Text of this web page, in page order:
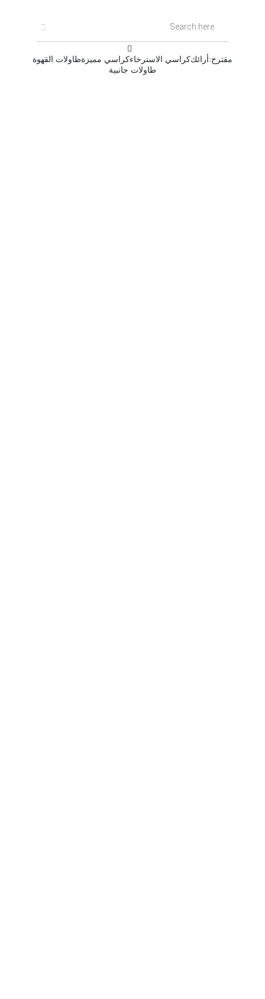
مقترح:أرائك كراسي الاسترخاء كراسي مميزةطاولات القهوة
طاولات جانبية